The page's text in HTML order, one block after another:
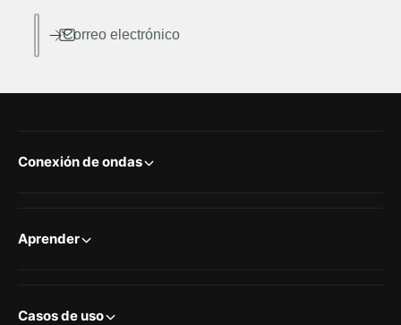
Correo electrónico
Conexión de ondas
Aprender
Casos de uso